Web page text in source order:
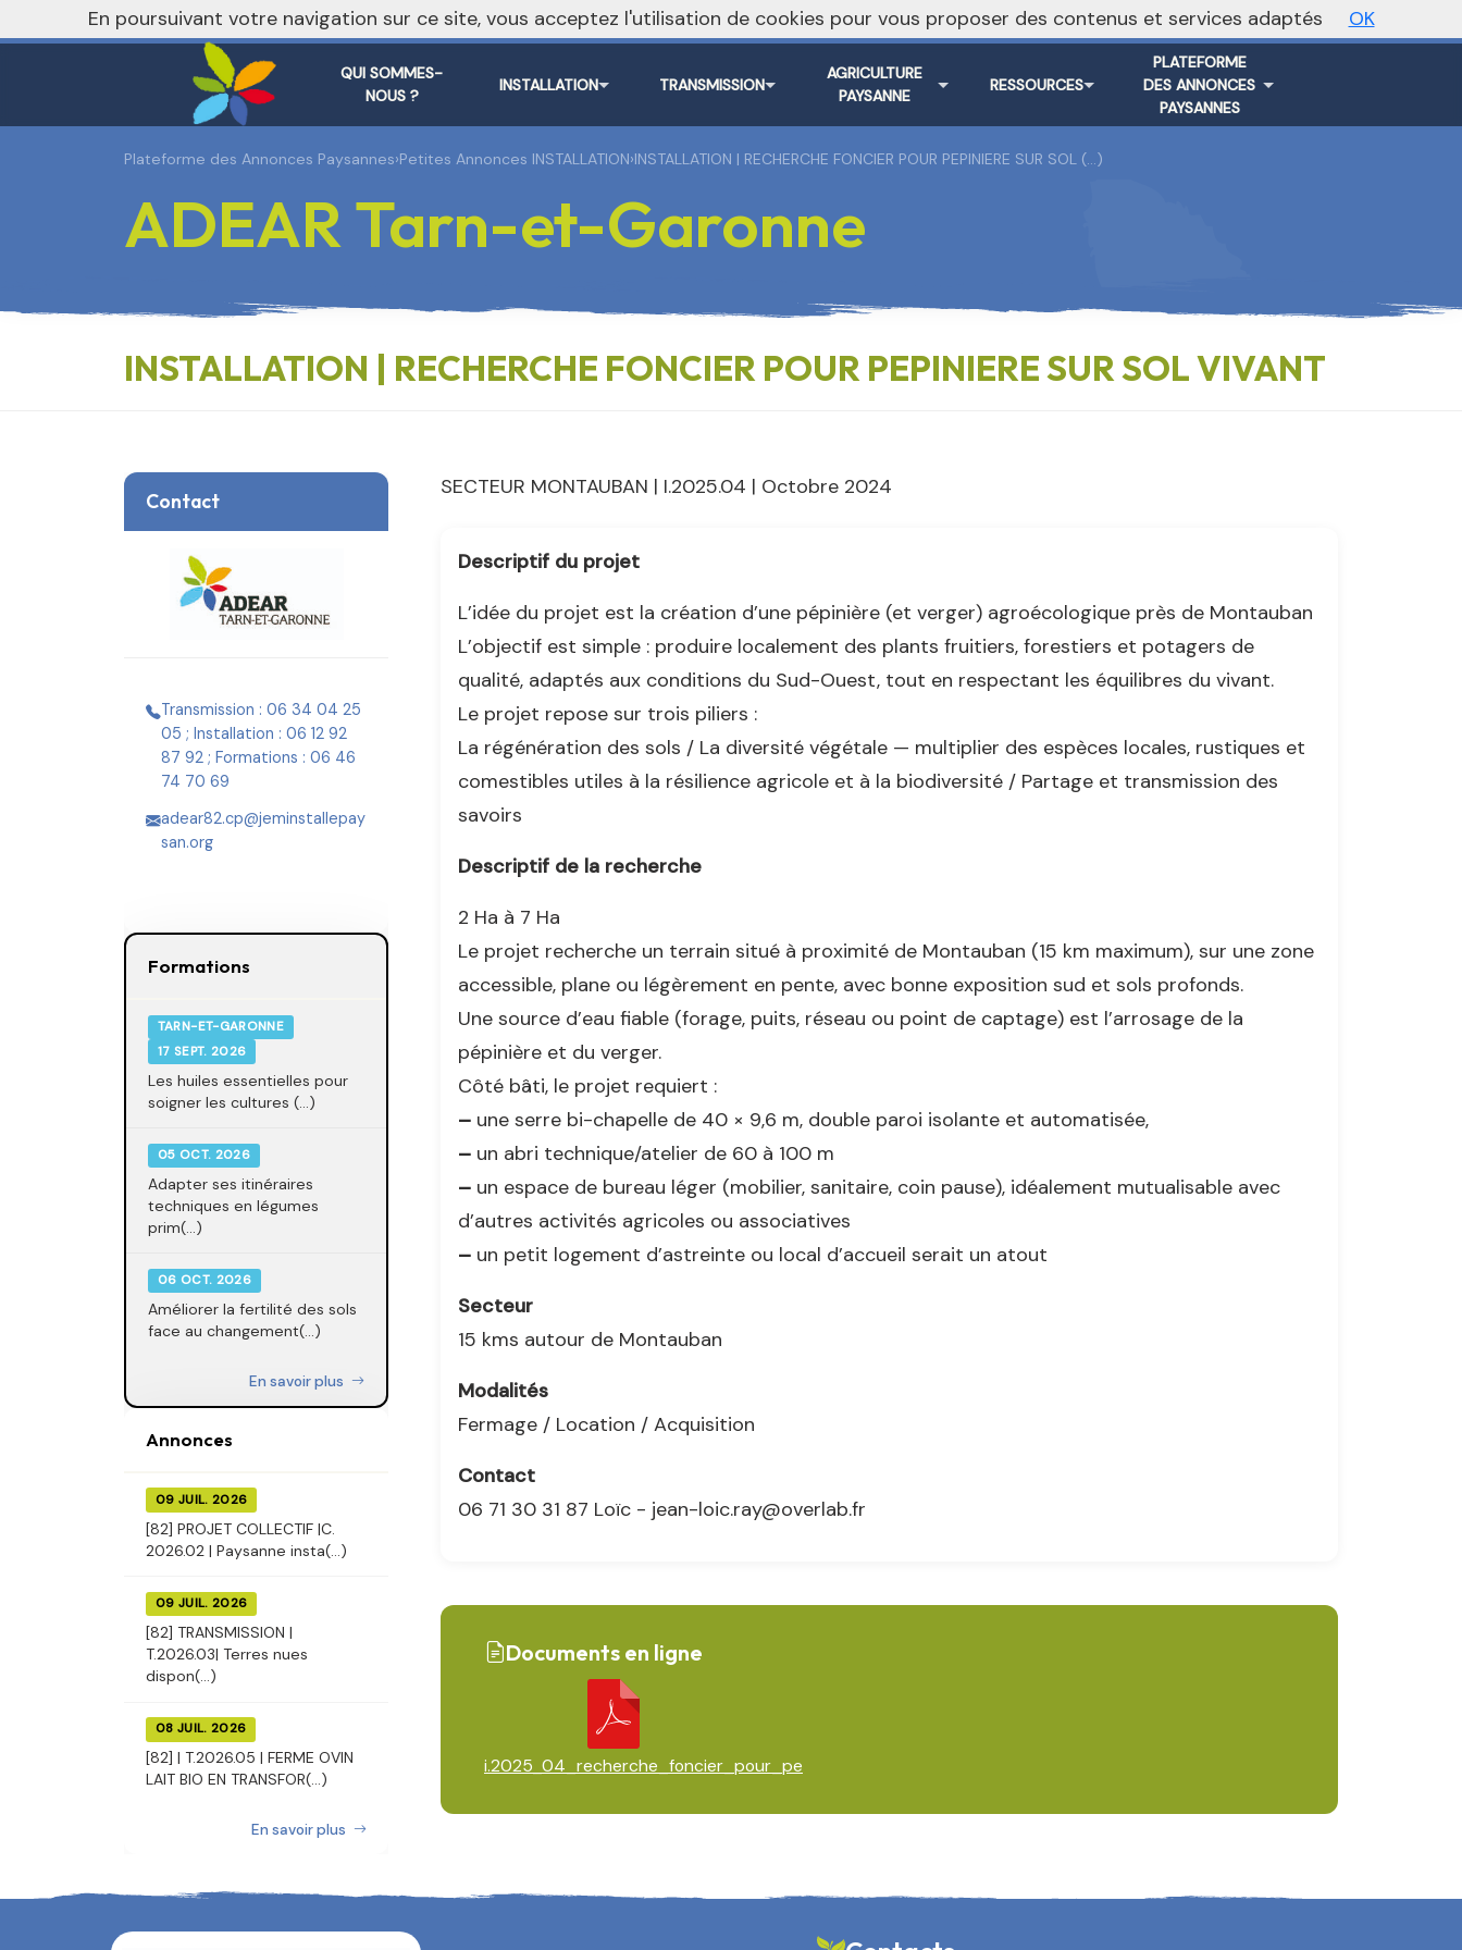
Vers le site national
QUI SOMMES-
NOUS ?
INSTALLATION TRANSMISSION
AGRICULTURE
PAYSANNE
RESSOURCES
PLATEFORME
DES ANNONCES
PAYSANNES
Plateforme des Annonces Paysannes›Petites Annonces INSTALLATION›INSTALLATION | RECHERCHE FONCIER POUR PEPINIERE SUR SOL (…)
ADEAR Tarn-et-Garonne
INSTALLATION | RECHERCHE FONCIER POUR PEPINIERE SUR SOL VIVANT
Contact
Transmission : 06 34 04 25
05 ; Installation : 06 12 92
87 92 ; Formations : 06 46
74 70 69
adear82.cp@jeminstallepay
san.org
Formations
TARN-ET-GARONNE
17 SEPT. 2026
Les huiles essentielles pour
soigner les cultures (...)
05 OCT. 2026
Adapter ses itinéraires
techniques en légumes
prim(...)
06 OCT. 2026
Améliorer la fertilité des sols
face au changement(...)
En savoir plus
Annonces
09 JUIL. 2026
[82] PROJET COLLECTIF |C.
2026.02 | Paysanne insta(...)
09 JUIL. 2026
[82] TRANSMISSION |
T.2026.03| Terres nues
dispon(...)
08 JUIL. 2026
[82] | T.2026.05 | FERME OVIN
LAIT BIO EN TRANSFOR(...)
En savoir plus
SECTEUR MONTAUBAN | I.2025.04 | Octobre 2024
Descriptif du projet
L’idée du projet est la création d’une pépinière (et verger) agroécologique près de Montauban
L’objectif est simple : produire localement des plants fruitiers, forestiers et potagers de
qualité, adaptés aux conditions du Sud-Ouest, tout en respectant les équilibres du vivant.
Le projet repose sur trois piliers :
La régénération des sols / La diversité végétale — multiplier des espèces locales, rustiques et
comestibles utiles à la résilience agricole et à la biodiversité / Partage et transmission des
savoirs
Descriptif de la recherche
2 Ha à 7 Ha
Le projet recherche un terrain situé à proximité de Montauban (15 km maximum), sur une zone
accessible, plane ou légèrement en pente, avec bonne exposition sud et sols profonds.
Une source d’eau fiable (forage, puits, réseau ou point de captage) est l’arrosage de la
pépinière et du verger.
Côté bâti, le projet requiert :
– une serre bi-chapelle de 40 × 9,6 m, double paroi isolante et automatisée,
– un abri technique/atelier de 60 à 100 m
– un espace de bureau léger (mobilier, sanitaire, coin pause), idéalement mutualisable avec
d’autres activités agricoles ou associatives
– un petit logement d’astreinte ou local d’accueil serait un atout
Secteur
15 kms autour de Montauban
Modalités
Fermage / Location / Acquisition
Contact
06 71 30 31 87 Loïc - jean-loic.ray@overlab.fr
Documents en ligne
i.2025_04_recherche_foncier_pour_pe
En poursuivant votre navigation sur ce site, vous acceptez l'utilisation de cookies pour vous proposer des contenus et services adaptés OK